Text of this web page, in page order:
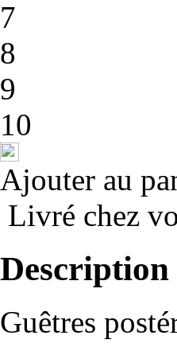
7
8
9
10
Ajouter au
Livré chez
Description
Guêtres